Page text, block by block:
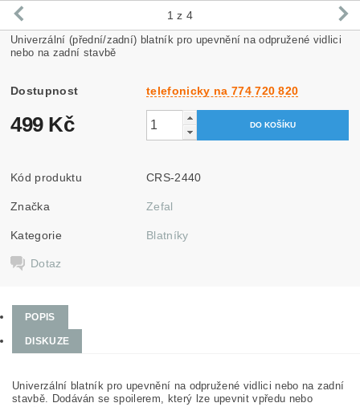
1 z 4
Univerzální (přední/zadní) blatník pro upevnění na odpružené vidlici
nebo na zadní stavbě
Dostupnost telefonicky na 774 720 820
499 Kč
Kód produktu CRS-2440
Značka Zefal
Kategorie Blatníky
Dotaz
POPIS
DISKUZE
Univerzální blatník pro upevnění na odpružené vidlici nebo na zadní
stavbě. Dodáván se spoilerem, který lze upevnit vpředu nebo